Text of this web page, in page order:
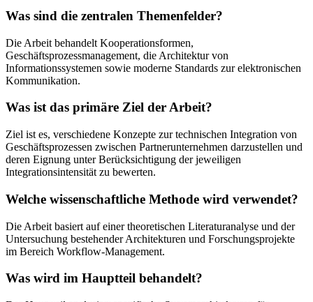
Was sind die zentralen Themenfelder?
Die Arbeit behandelt Kooperationsformen,
Geschäftsprozessmanagement, die Architektur von
Informationssystemen sowie moderne Standards zur elektronischen
Kommunikation.
Was ist das primäre Ziel der Arbeit?
Ziel ist es, verschiedene Konzepte zur technischen Integration von
Geschäftsprozessen zwischen Partnerunternehmen darzustellen und
deren Eignung unter Berücksichtigung der jeweiligen
Integrationsintensität zu bewerten.
Welche wissenschaftliche Methode wird verwendet?
Die Arbeit basiert auf einer theoretischen Literaturanalyse und der
Untersuchung bestehender Architekturen und Forschungsprojekte
im Bereich Workflow-Management.
Was wird im Hauptteil behandelt?